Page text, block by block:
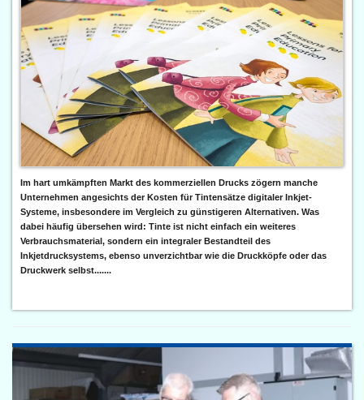
Im hart umkämpften Markt des kommerziellen Drucks zögern manche
Unternehmen angesichts der Kosten für Tintensätze digitaler Inkjet-
Systeme, insbesondere im Vergleich zu günstigeren Alternativen. Was
dabei häufig übersehen wird: Tinte ist nicht einfach ein weiteres
Verbrauchsmaterial, sondern ein integraler Bestandteil des
Inkjetdrucksystems, ebenso unverzichtbar wie die Druckköpfe oder das
Druckwerk selbst.......